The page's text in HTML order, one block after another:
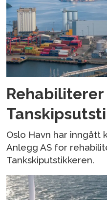
Rehabiliterer
Oslo Havn har inngått
Anlegg AS for
Tankskiputstikkeren.